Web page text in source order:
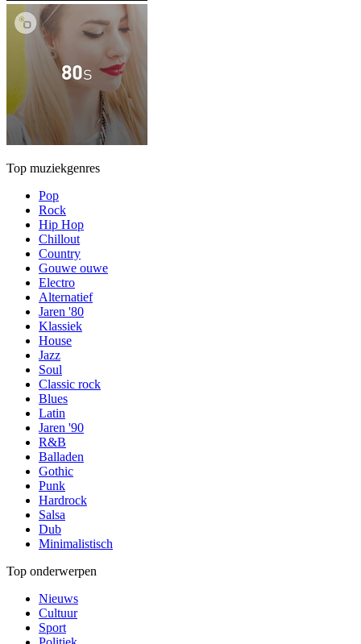
Top muziekgenres
Pop
Rock
Hip Hop
Chillout
Country
Gouwe ouwe
Electro
Alternatief
Jaren '80
Klassiek
House
Jazz
Soul
Classic rock
Blues
Latin
Jaren '90
R&B
Balladen
Gothic
Punk
Hardrock
Salsa
Dub
Minimalistisch
Top onderwerpen
Nieuws
Cultuur
Sport